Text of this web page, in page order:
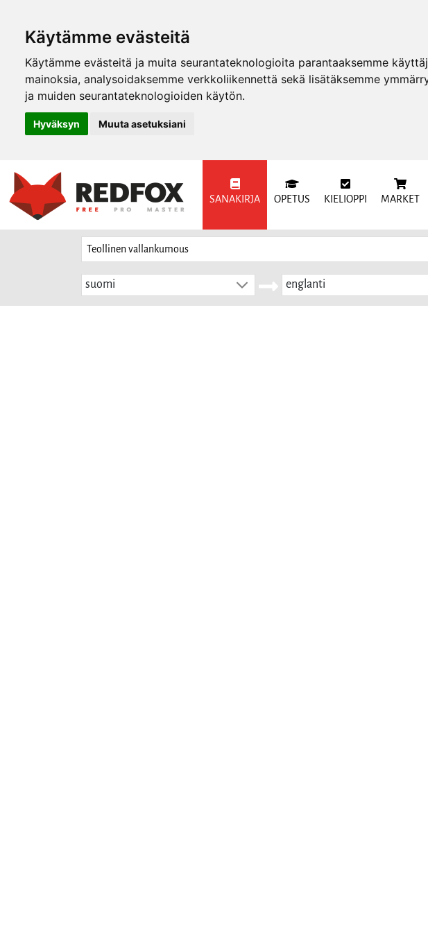
Käytämme evästeitä
Käytämme evästeitä ja muita seurantateknologioita parantaaksemme
mainoksia, analysoidaksemme verkkoliikennettä sekä lisätäksemme
ja muiden seurantateknologioiden käytön.
Hyväksyn Muuta asetuksiani
SANAKIRJA OPETUS KIELIOPPI MARKET
suomi englanti